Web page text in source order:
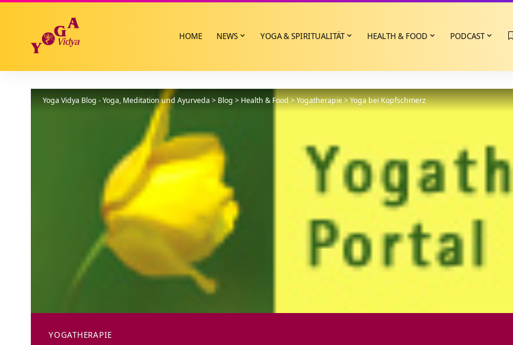
HOME NEWS YOGA & SPIRITUALITÄT HEALTH & FOOD PODCAST
Yoga Vidya Blog - Yoga, Meditation und Ayurveda > Blog > Health & Food>Yogatherapie>Yoga bei Kopfschmerz
YOGATHERAPIE